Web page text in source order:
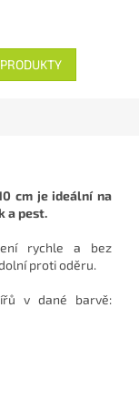
cm je ideální na
a pest.
rychle a bez
proti oděru.
v dané barvě: